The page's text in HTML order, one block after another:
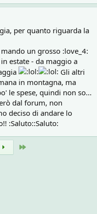
per quanto riguarda la
un grosso :love_4:
estate - da maggio a
Gli altri
in montagna, ma
le spese, quindi non so...
dal forum, non
deciso di andare lo
:Saluto::Saluto: